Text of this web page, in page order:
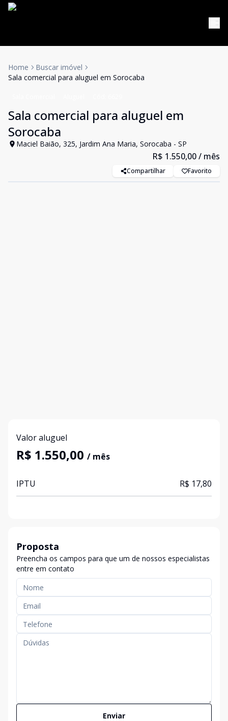
Home
Buscar imóvel
Sala comercial para aluguel em Sorocaba
Sala comercial para aluguel em
Sorocaba
Maciel Baião, 325, Jardim Ana Maria, Sorocaba - SP
R$ 1.550,00/ mês
Compartilhar Favorito
Valor aluguel
R$ 1.550,00 / mês
IPTU R$ 17,80
Proposta
Preencha os campos para que um de nossos especialistas
entre em contato
Enviar